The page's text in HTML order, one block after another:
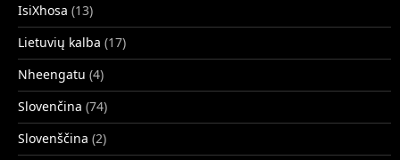
IsiXhosa (13)
Lietuvių kalba (17)
Nheengatu (4)
Slovenčina (74)
Slovenščina (2)